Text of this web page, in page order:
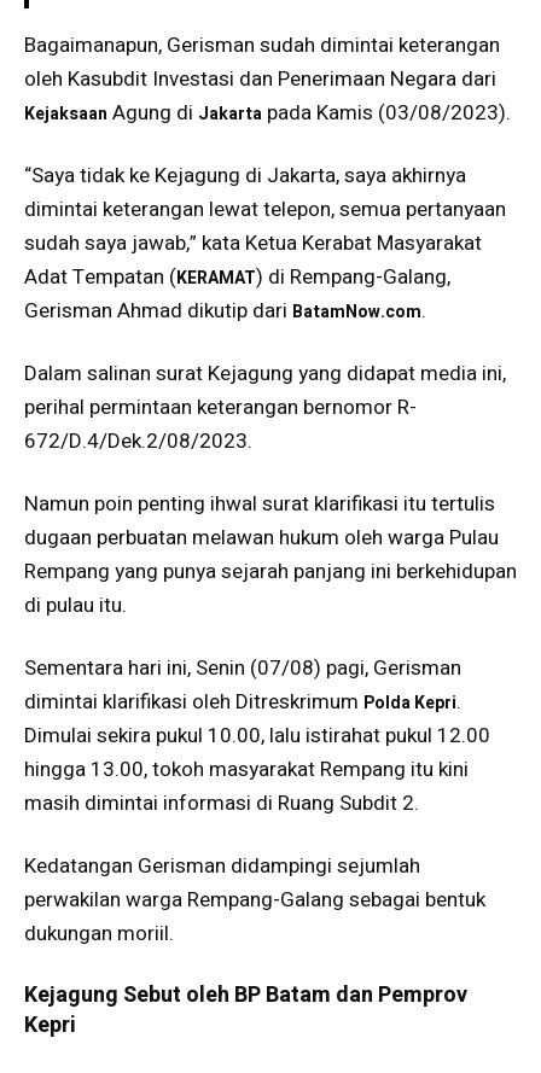
Bagaimanapun, Gerisman sudah dimintai keterangan
oleh Kasubdit Investasi dan Penerimaan Negara dari
Kejaksaan Agung di Jakarta pada Kamis (03/08/2023).
“Saya tidak ke Kejagung di Jakarta, saya akhirnya
dimintai keterangan lewat telepon, semua pertanyaan
sudah saya jawab,” kata Ketua Kerabat Masyarakat
Adat Tempatan (KERAMAT) di Rempang-Galang,
Gerisman Ahmad dikutip dari BatamNow.com.
Dalam salinan surat Kejagung yang didapat media ini,
perihal permintaan keterangan bernomor R-
672/D.4/Dek.2/08/2023.
Namun poin penting ihwal surat klarifikasi itu tertulis
dugaan perbuatan melawan hukum oleh warga Pulau
Rempang yang punya sejarah panjang ini berkehidupan
di pulau itu.
Sementara hari ini, Senin (07/08) pagi, Gerisman
dimintai klarifikasi oleh Ditreskrimum Polda Kepri.
Dimulai sekira pukul 10.00, lalu istirahat pukul 12.00
hingga 13.00, tokoh masyarakat Rempang itu kini
masih dimintai informasi di Ruang Subdit 2.
Kedatangan Gerisman didampingi sejumlah
perwakilan warga Rempang-Galang sebagai bentuk
dukungan moriil.
Kejagung Sebut oleh BP Batam dan Pemprov
Kepri